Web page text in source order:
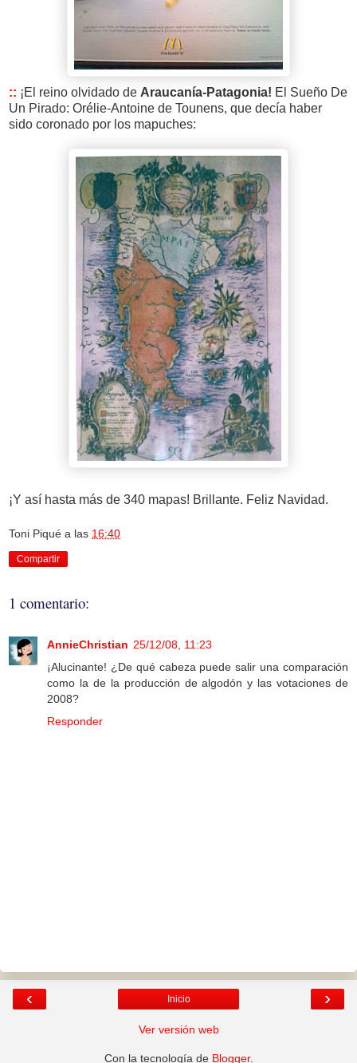
:: ¡El reino olvidado de Araucanía-Patagonia! El Sueño De
Un Pirado: Orélie-Antoine de Tounens, que decía haber
sido coronado por los mapuches:
¡Y así hasta más de 340 mapas! Brillante. Feliz Navidad.
Toni Piqué a las 16:40
Compartir
1 comentario:
AnnieChristian 25/12/08, 11:23
¡Alucinante! ¿De qué cabeza puede salir una comparación
como la de la producción de algodón y las votaciones de
2008?
Responder
‹ ›
Inicio
Ver versión web
Con la tecnología de Blogger.